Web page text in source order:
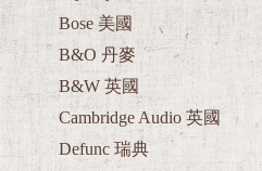
Bose 美國
B&O 丹麥
B&W 英國
Cambridge Audio 英國
Defunc 瑞典